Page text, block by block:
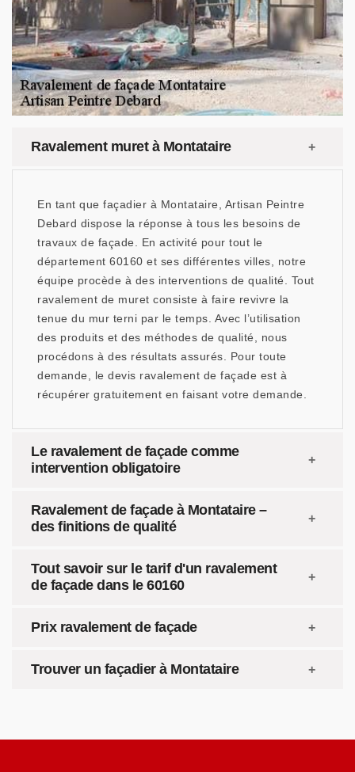
Ravalement muret à Montataire
En tant que façadier à Montataire, Artisan Peintre
Debard dispose la réponse à tous les besoins de
travaux de façade. En activité pour tout le
département 60160 et ses différentes villes, notre
équipe procède à des interventions de qualité. Tout
ravalement de muret consiste à faire revivre la
tenue du mur terni par le temps. Avec l’utilisation
des produits et des méthodes de qualité, nous
procédons à des résultats assurés. Pour toute
demande, le devis ravalement de façade est à
récupérer gratuitement en faisant votre demande.
Le ravalement de façade comme
intervention obligatoire
Ravalement de façade à Montataire –
des finitions de qualité
Tout savoir sur le tarif d'un ravalement
de façade dans le 60160
Prix ravalement de façade
Trouver un façadier à Montataire